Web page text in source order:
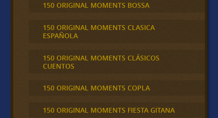
150 ORIGINAL MOMENTS BOSSA
150 ORIGINAL MOMENTS CLASICA
ESPAÑOLA
150 ORIGINAL MOMENTS CLÁSICOS
CUENTOS
150 ORIGINAL MOMENTS COPLA
150 ORIGINAL MOMENTS FIESTA GITANA